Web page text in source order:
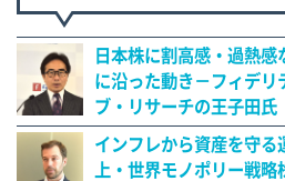
日本株に割高感・過熱
に沿った動き－フィデリ
ブ・リサーチの王子田氏
インフレから資産を守る
上・世界モノポリー戦